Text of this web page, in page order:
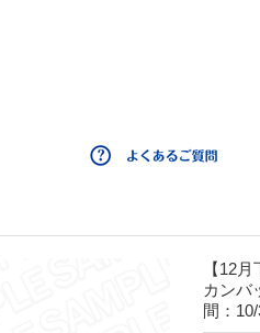
【12
カン
間：10/